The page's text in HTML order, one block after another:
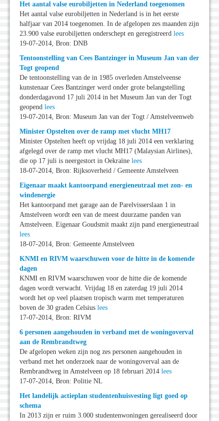
Het aantal valse eurobiljetten in Nederland toegenomen
Het aantal valse eurobiljetten in Nederland is in het eerste
halfjaar van 2014 toegenomen. In de afgelopen zes maanden zijn
23.900 valse eurobiljetten onderschept en geregistreerd lees
19-07-2014, Bron: DNB
Tentoonstelling van Cees Bantzinger in Museum Jan van der
Togt geopend
De tentoonstelling van de in 1985 overleden Amstelveense
kunstenaar Cees Bantzinger werd onder grote belangstelling
donderdagavond 17 juli 2014 in het Museum Jan van der Togt
geopend lees
19-07-2014, Bron: Museum Jan van der Togt / Amstelveenweb
Minister Opstelten over de ramp met vlucht MH17
Minister Opstelten heeft op vrijdag 18 juli 2014 een verklaring
afgelegd over de ramp met vlucht MH17 (Malaysian Airlines),
die op 17 juli is neergestort in Oekraïne lees
18-07-2014, Bron: Rijksoverheid / Gemeente Amstelveen
Eigenaar maakt kantoorpand energieneutraal met zon- en
windenergie
Het kantoorpand met garage aan de Parelvisserslaan 1 in
Amstelveen wordt een van de meest duurzame panden van
Amstelveen. Eigenaar Goudsmit maakt zijn pand energieneutraal
lees
18-07-2014, Bron: Gemeente Amstelveen
KNMI en RIVM waarschuwen voor de hitte in de komende
dagen
KNMI en RIVM waarschuwen voor de hitte die de komende
dagen wordt verwacht. Vrijdag 18 en zaterdag 19 juli 2014
wordt het op veel plaatsen tropisch warm met temperaturen
boven de 30 graden Celsius lees
17-07-2014, Bron: RIVM
6 personen aangehouden in verband met de woningoverval
aan de Rembrandtweg
De afgelopen weken zijn nog zes personen aangehouden in
verband met het onderzoek naar de woningoverval aan de
Rembrandtweg in Amstelveen op 18 februari 2014 lees
17-07-2014, Bron: Politie NL
Het landelijk actieplan studentenhuisvesting ligt goed op
schema
In 2013 zijn er ruim 3.000 studentenwoningen gerealiseerd door